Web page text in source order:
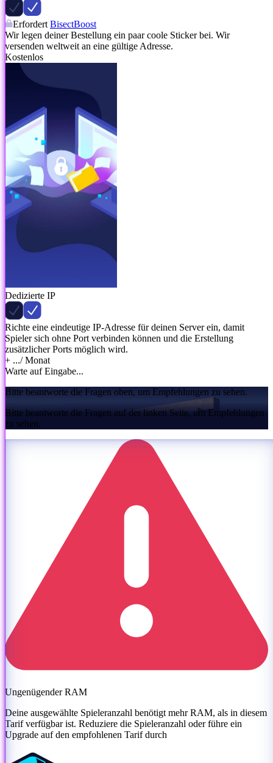
Erfordert BisectBoost
Wir legen deiner Bestellung ein paar coole Sticker bei. Wir
versenden weltweit an eine gültige Adresse.
Kostenlos
Dedizierte IP
Richte eine eindeutige IP-Adresse für deinen Server ein, damit
Spieler sich ohne Port verbinden können und die Erstellung
zusätzlicher Ports möglich wird.
+ .../ Monat
Warte auf Eingabe...
Bitte beantworte die Fragen oben, um Empfehlungen zu sehen.
Bitte beantworte die Fragen auf der linken Seite, um Empfehlungen
zu sehen.
Ungenügender RAM
Deine ausgewählte Spieleranzahl benötigt mehr RAM, als in diesem
Tarif verfügbar ist. Reduziere die Spieleranzahl oderführe ein
Upgrade auf den empfohlenen Tarif durch